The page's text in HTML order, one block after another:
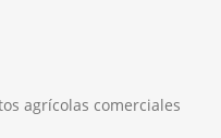
agrícolas comerciales